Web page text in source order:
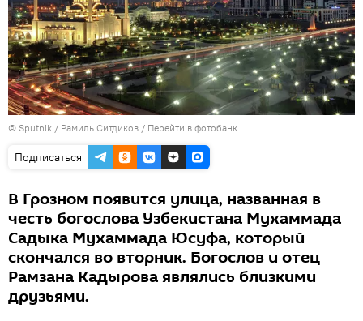
© Sputnik / Рамиль Ситдиков / Перейти в фотобанк
Подписаться
В Грозном появится улица, названная в
честь богослова Узбекистана Мухаммада
Садыка Мухаммада Юсуфа, который
скончался во вторник. Богослов и отец
Рамзана Кадырова являлись близкими
друзьями.